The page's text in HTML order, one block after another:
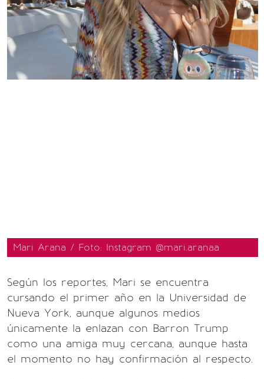
Mari Arana / Foto: Instagram @mari.aranaa
Según los reportes, Mari se encuentra
cursando el primer año en la Universidad de
Nueva York, aunque algunos medios
únicamente la enlazan con Barron Trump
como una amiga muy cercana, aunque hasta
el momento no hay confirmación al respecto.